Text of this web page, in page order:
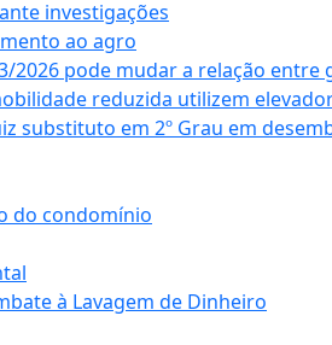
investigações
ao agro
2026 pode mudar a relação
reduzida utilizem
substituto em 2º Grau em
do condomínio
à Lavagem de Dinheiro